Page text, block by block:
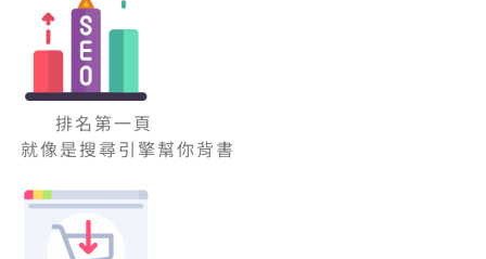
排名第一頁
就像是搜尋引擎幫你背書